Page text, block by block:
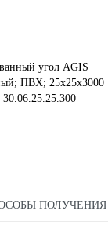
угол AGIS
ПВХ; 25x25x3000
ПОЛУЧЕНИЯ